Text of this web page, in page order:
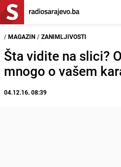
/ MAGAZIN / ZANIMLJIVOSTI
Šta vidite na slici?
mnogo o vašem
04.12.16. 08:39